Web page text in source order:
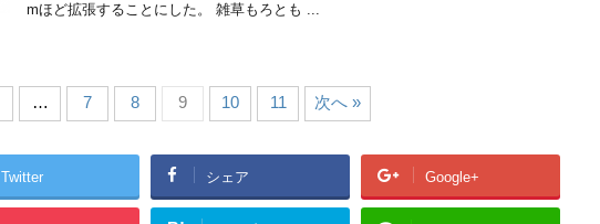
mほど拡張することにした。 雑草もろとも ...
… 7 8 9 10 11 次へ »
Twitter シェア Google+